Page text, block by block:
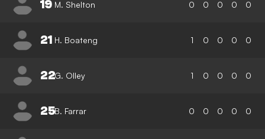
19 M. Shelton 0 0 0 0 0
21 H. Boateng 1 0 0 0 0
22G. Olley 1 0 0 0 0
25B. Farrar 0 0 0 0 0